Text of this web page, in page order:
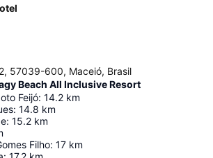
57039-600, Maceió, Brasil
Beach All Inclusive Resort
Feijó: 14.2 km
: 14.8 km
: 15.2 km
Filho: 17 km